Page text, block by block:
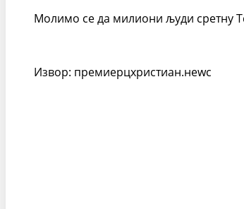
Молимо се да милиони људи сретну
Извор: премиерцхристиан.неwс